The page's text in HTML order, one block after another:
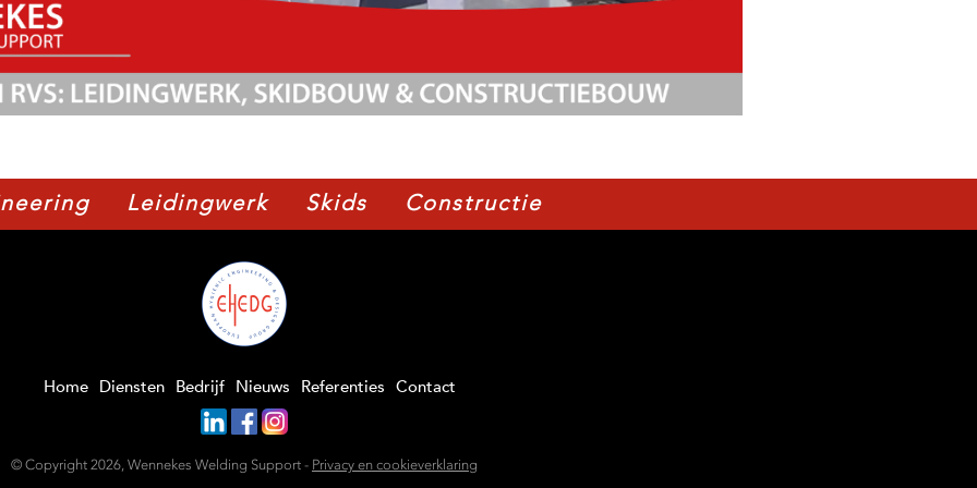
Leidingwerk Skids Constructie
Home Diensten Bedrijf Nieuws Referenties Contact
© Copyright 2026, Wennekes Welding Support - Privacy en cookieverklaring